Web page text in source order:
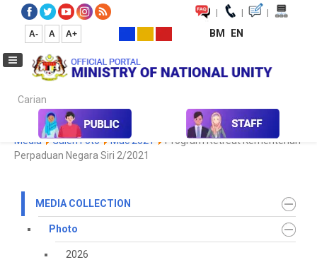
| | |
A- A A+ BM EN
Carian...
Media Media Collection Photo 2023
Koleksi
Media
Galeri Foto Mac 2021
Program Retreat Kementerian
Perpaduan Negara Siri 2/2021
MEDIA COLLECTION
Photo
2026